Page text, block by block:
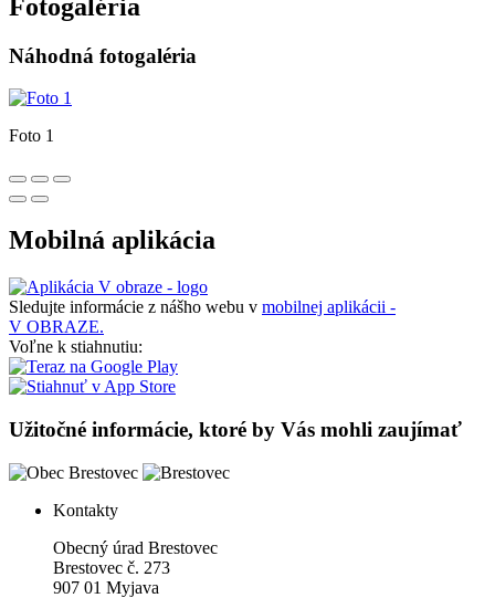
Fotogaléria
Náhodná fotogaléria
Foto 1
Mobilná aplikácia
Sledujte informácie z nášho webu v mobilnej aplikácii -
V OBRAZE.
Voľne k stiahnutiu:
Užitočné informácie, ktoré by Vás mohli zaujímať
Kontakty
Obecný úrad Brestovec
Brestovec č. 273
907 01 Myjava